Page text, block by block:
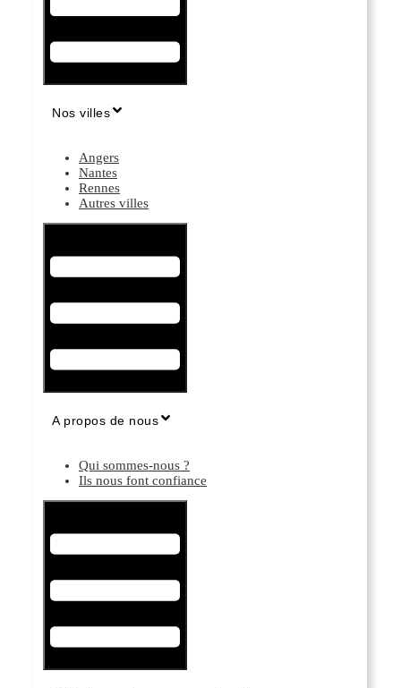
Nos villes
Angers
Nantes
Rennes
Autres villes
A propos de nous
Qui sommes-nous ?
Ils nous font confiance